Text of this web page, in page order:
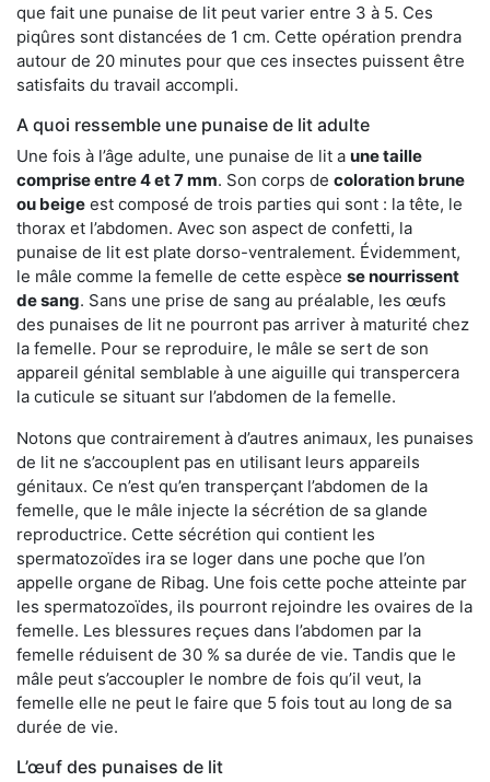
que fait une punaise de lit peut varier entre 3 à 5. Ces
piqûres sont distancées de 1 cm. Cette opération prendra
autour de 20 minutes pour que ces insectes puissent être
satisfaits du travail accompli.
A quoi ressemble une punaise de lit adulte
Une fois à l’âge adulte, une punaise de lit a une taille
comprise entre 4 et 7 mm. Son corps de coloration brune
ou beige est composé de trois parties qui sont : la tête, le
thorax et l’abdomen. Avec son aspect de confetti, la
punaise de lit est plate dorso-ventralement. Évidemment,
le mâle comme la femelle de cette espèce se nourrissent
de sang. Sans une prise de sang au préalable, les œufs
des punaises de lit ne pourront pas arriver à maturité chez
la femelle. Pour se reproduire, le mâle se sert de son
appareil génital semblable à une aiguille qui transpercera
la cuticule se situant sur l’abdomen de la femelle.
Notons que contrairement à d’autres animaux, les punaises
de lit ne s’accouplent pas en utilisant leurs appareils
génitaux. Ce n’est qu’en transperçant l’abdomen de la
femelle, que le mâle injecte la sécrétion de sa glande
reproductrice. Cette sécrétion qui contient les
spermatozoïdes ira se loger dans une poche que l’on
appelle organe de Ribag. Une fois cette poche atteinte par
les spermatozoïdes, ils pourront rejoindre les ovaires de la
femelle. Les blessures reçues dans l’abdomen par la
femelle réduisent de 30 % sa durée de vie. Tandis que le
mâle peut s’accoupler le nombre de fois qu’il veut, la
femelle elle ne peut le faire que 5 fois tout au long de sa
durée de vie.
L’œuf des punaises de lit